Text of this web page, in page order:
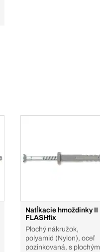
Natĺkacie hmoždinky II
FLASHfix
Plochý nákružok,
polyamid (Nylon), oceľ
pozinkovaná, s plochým